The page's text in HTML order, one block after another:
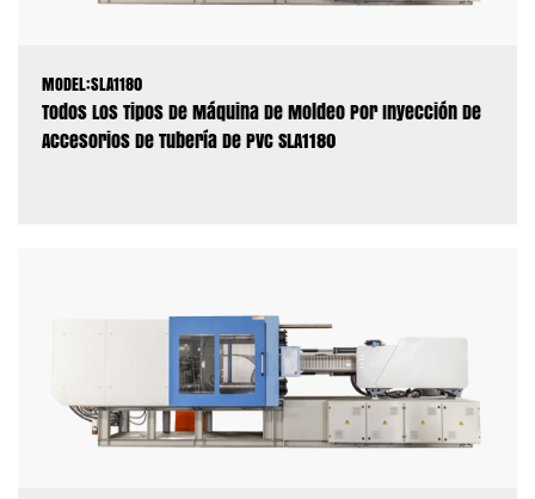
MODEL:SLA1180
Todos Los Tipos De Máquina De Moldeo Por Inyección De
Accesorios De Tubería De PVC SLA1180